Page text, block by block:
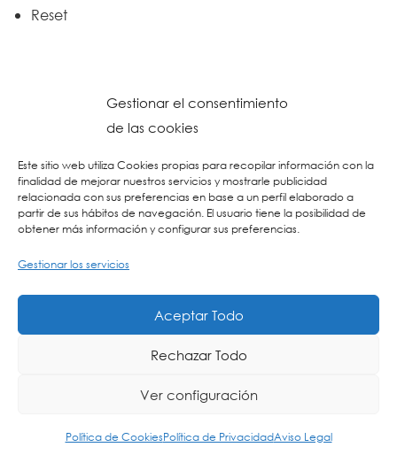
Gestionar el consentimiento
de las cookies
Este sitio web utiliza Cookies propias para recopilar información con la
finalidad de mejorar nuestros servicios y mostrarle publicidad
relacionada con sus preferencias en base a un perfil elaborado a
partir de sus hábitos de navegación. El usuario tiene la posibilidad de
obtener más información y configurar sus preferencias.
Gestionar los servicios
Aceptar Todo
Rechazar Todo
Ver configuración
Política de CookiesPolítica de PrivacidadAviso Legal
Reset
Aviso Legal-Buzón Ético
La Consulta Creativa